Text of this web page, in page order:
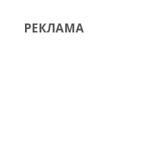
РЕКЛАМА